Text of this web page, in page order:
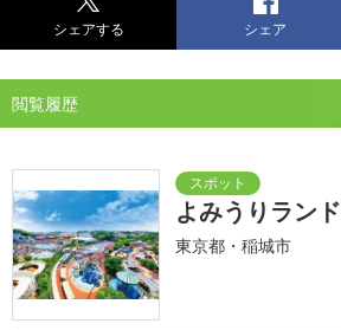
シェアする シェア
閲覧履歴
よみうりランド
東京都・稲城市